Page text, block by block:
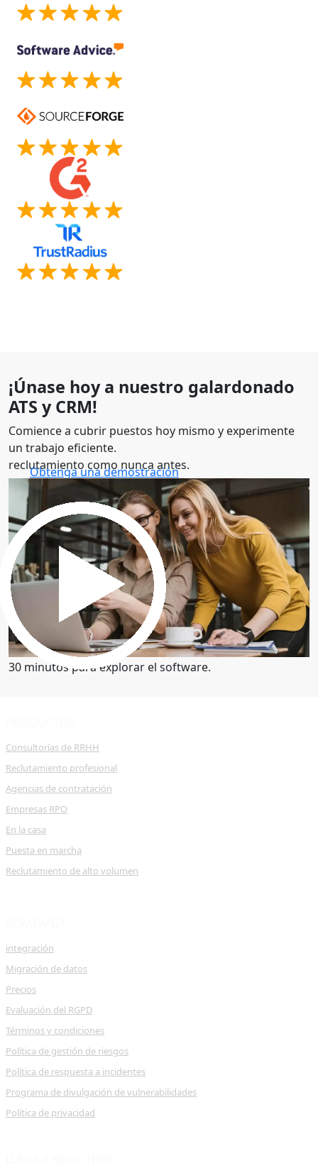
¡Únase hoy a nuestro galardonado
ATS y CRM!
Comience a cubrir puestos hoy mismo y experimente
un trabajo eficiente.
reclutamiento como nunca antes.
Obtenga una demostración
30 minutos para explorar el software.
Obtenga una demostración
30 minutos para explorar el software.
Consultorías de RRHH
Reclutamiento profesional
Agencias de contratación
Empresas RPO
En la casa
Puesta en marcha
Reclutamiento de alto volumen
integración
Migración de datos
Precios
Evaluación del RGPD
Términos y condiciones
Política de gestión de riesgos
Política de respuesta a incidentes
Programa de divulgación de vulnerabilidades
Política de privacidad